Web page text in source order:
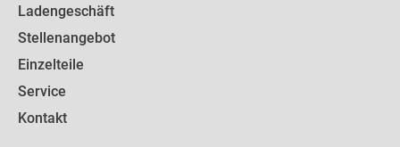
Ladengeschäft
Stellenangebot
Einzelteile
Service
Kontakt